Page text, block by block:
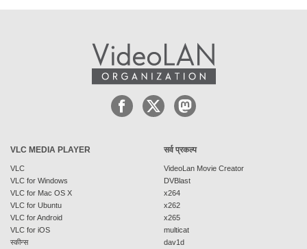
VLC MEDIA PLAYER
VLC
VLC for Windows
VLC for Mac OS X
VLC for Ubuntu
VLC for Android
VLC for iOS
स्कीन्स
सर्व प्रकल्प
VideoLan Movie Creator
DVBlast
x264
x262
x265
multicat
dav1d